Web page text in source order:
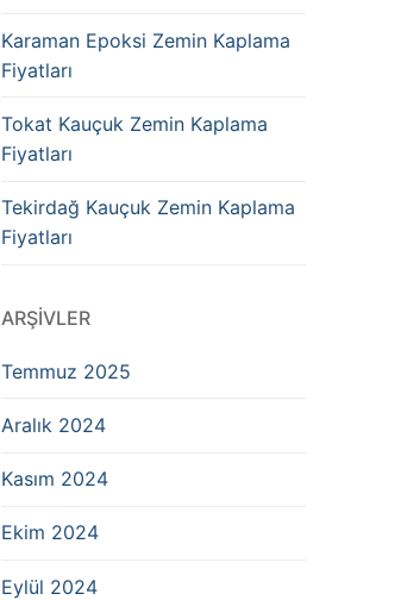
Karaman Epoksi Zemin Kaplama
Fiyatları
Tokat Kauçuk Zemin Kaplama
Fiyatları
Tekirdağ Kauçuk Zemin Kaplama
Fiyatları
ARŞIVLER
Temmuz 2025
Aralık 2024
Kasım 2024
Ekim 2024
Eylül 2024